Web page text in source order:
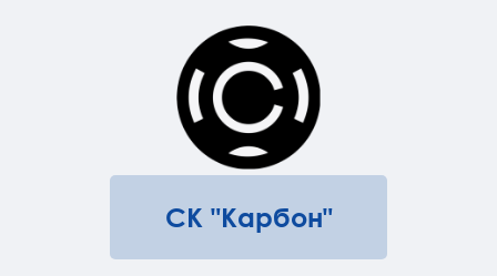
СК "Карбон"